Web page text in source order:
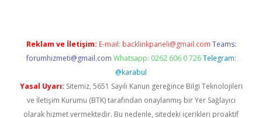
Reklam ve İletişim: E-mail: backlinkpaneli@gmail.com Teams:
forumhizmeti@gmail.com Whatsapp: 0262 606 0 726 Telegram:
@karabul
Yasal Uyarı: Sitemiz, 5651 Sayılı Kanun gereğince Bilgi Teknolojileri
ve İletişim Kurumu (BTK) tarafından onaylanmış bir Yer Sağlayıcı
olarak hizmet vermektedir. Bu nedenle, sitedeki içerikleri proaktif